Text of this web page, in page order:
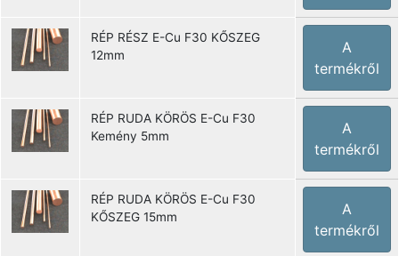
RÉP RÉSZ E-Cu F30 KŐSZEG
12mm
A
termékről
RÉP RUDA KÖRÖS E-Cu F30
Kemény 5mm
A
termékről
RÉP RUDA KÖRÖS E-Cu F30
KŐSZEG 15mm
A
termékről